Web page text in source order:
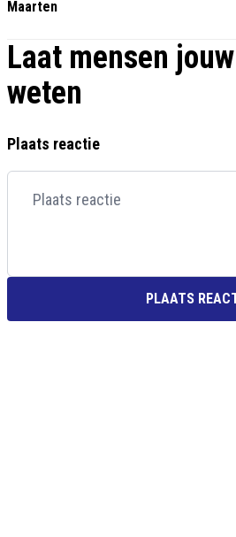
Maarten
Laat mensen
weten
Plaats reactie
PLAATS